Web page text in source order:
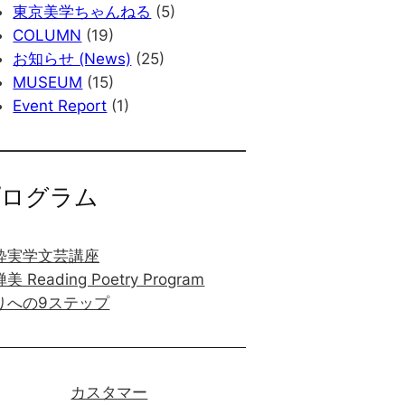
東京美学ちゃんねる (5)
COLUMN (19)
お知らせ (News) (25)
MUSEUM (15)
Event Report (1)
グラム
実学文芸講座
美 Reading Poetry Program
への9ステップ
カスタマー